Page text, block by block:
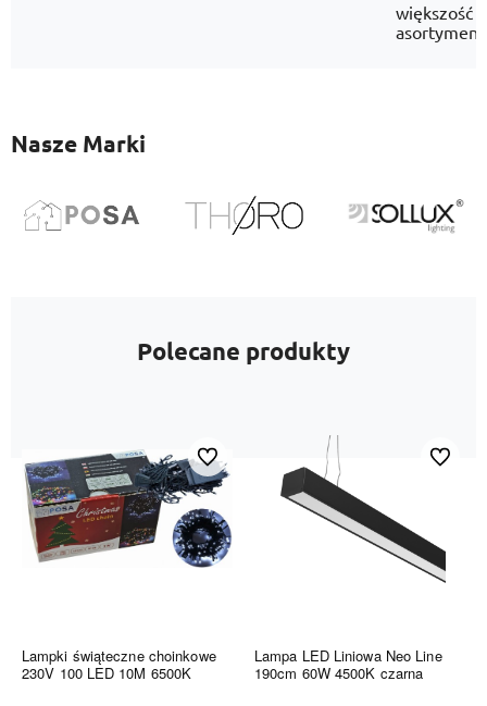
większość
Nasze Marki
Polecane produkty
Lampki świąteczne choinkowe
230V 100 LED 10M 6500K
Do ulubionych
Lampa LED Liniowa Neo Line
190cm 60W 4500K czarna
Do